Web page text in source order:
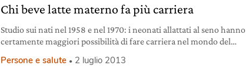
Chi beve latte materno fa più carriera
Studio sui nati nel 1958 e nel 1970: i neonati allattati al seno hanno
certamente maggiori possibilità di fare carriera nel mondo del
Persone e salute 2 luglio 2013